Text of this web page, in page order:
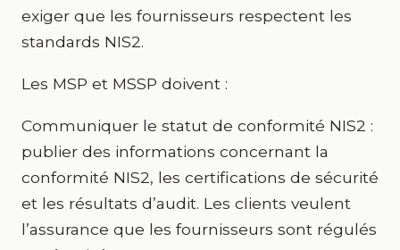
exiger que les fournisseurs respectent les
standards NIS2.
Les MSP et MSSP doivent :
Communiquer le statut de conformité NIS2 :
publier des informations concernant la
conformité NIS2, les certifications de sécurité
et les résultats d’audit. Les clients veulent
l’assurance que les fournisseurs sont régulés